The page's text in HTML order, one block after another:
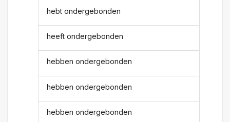
hebt ondergebonden
heeft ondergebonden
hebben ondergebonden
hebben ondergebonden
hebben ondergebonden